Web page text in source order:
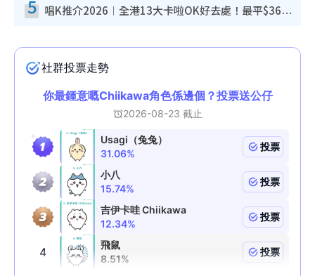
5 唱K推介2026︱全港13大卡啦OK好去處！最平$36起 日文K都有！(附地址+收費詳情)